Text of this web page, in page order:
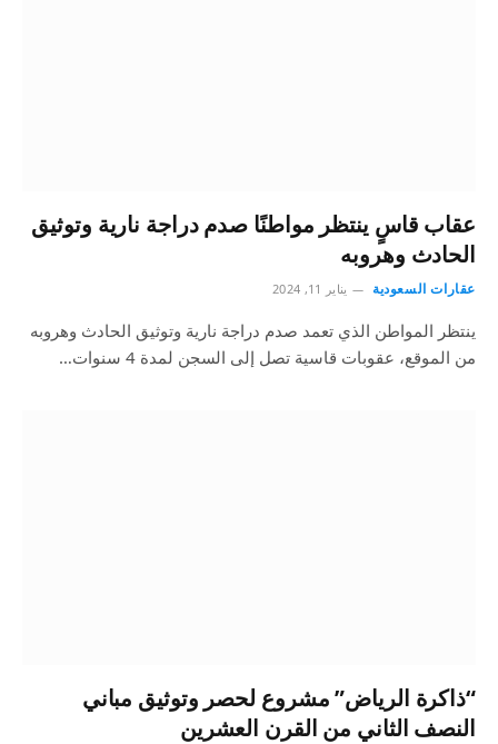
عقاب قاسٍ ينتظر مواطنًا صدم دراجة نارية وتوثيق
الحادث وهروبه
عقارات السعودية يناير 11, 2024
ينتظر المواطن الذي تعمد صدم دراجة نارية وتوثيق الحادث وهروبه
من الموقع، عقوبات قاسية تصل إلى السجن لمدة 4 سنوات…
“ذاكرة الرياض” مشروع لحصر وتوثيق مباني
النصف الثاني من القرن العشرين